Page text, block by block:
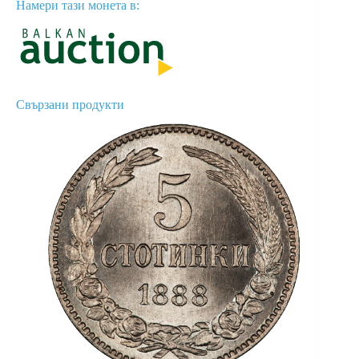
Намери тази монета в:
Свързани продукти